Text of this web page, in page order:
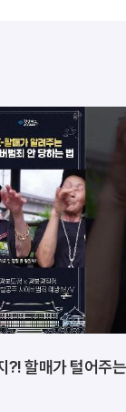
?! 할매가 털어주